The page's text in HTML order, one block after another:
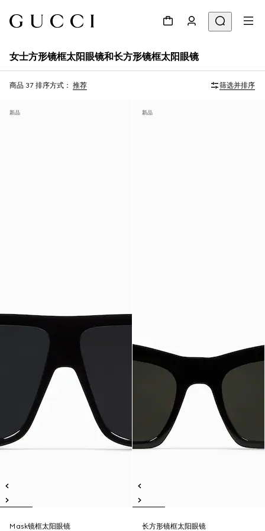
女士方形镜框太阳眼镜和长方形镜框太阳眼镜
商品 37 排序方式： 推荐 筛选并排序
新品
Mask镜框太阳眼镜
新品
长方形镜框太阳眼镜